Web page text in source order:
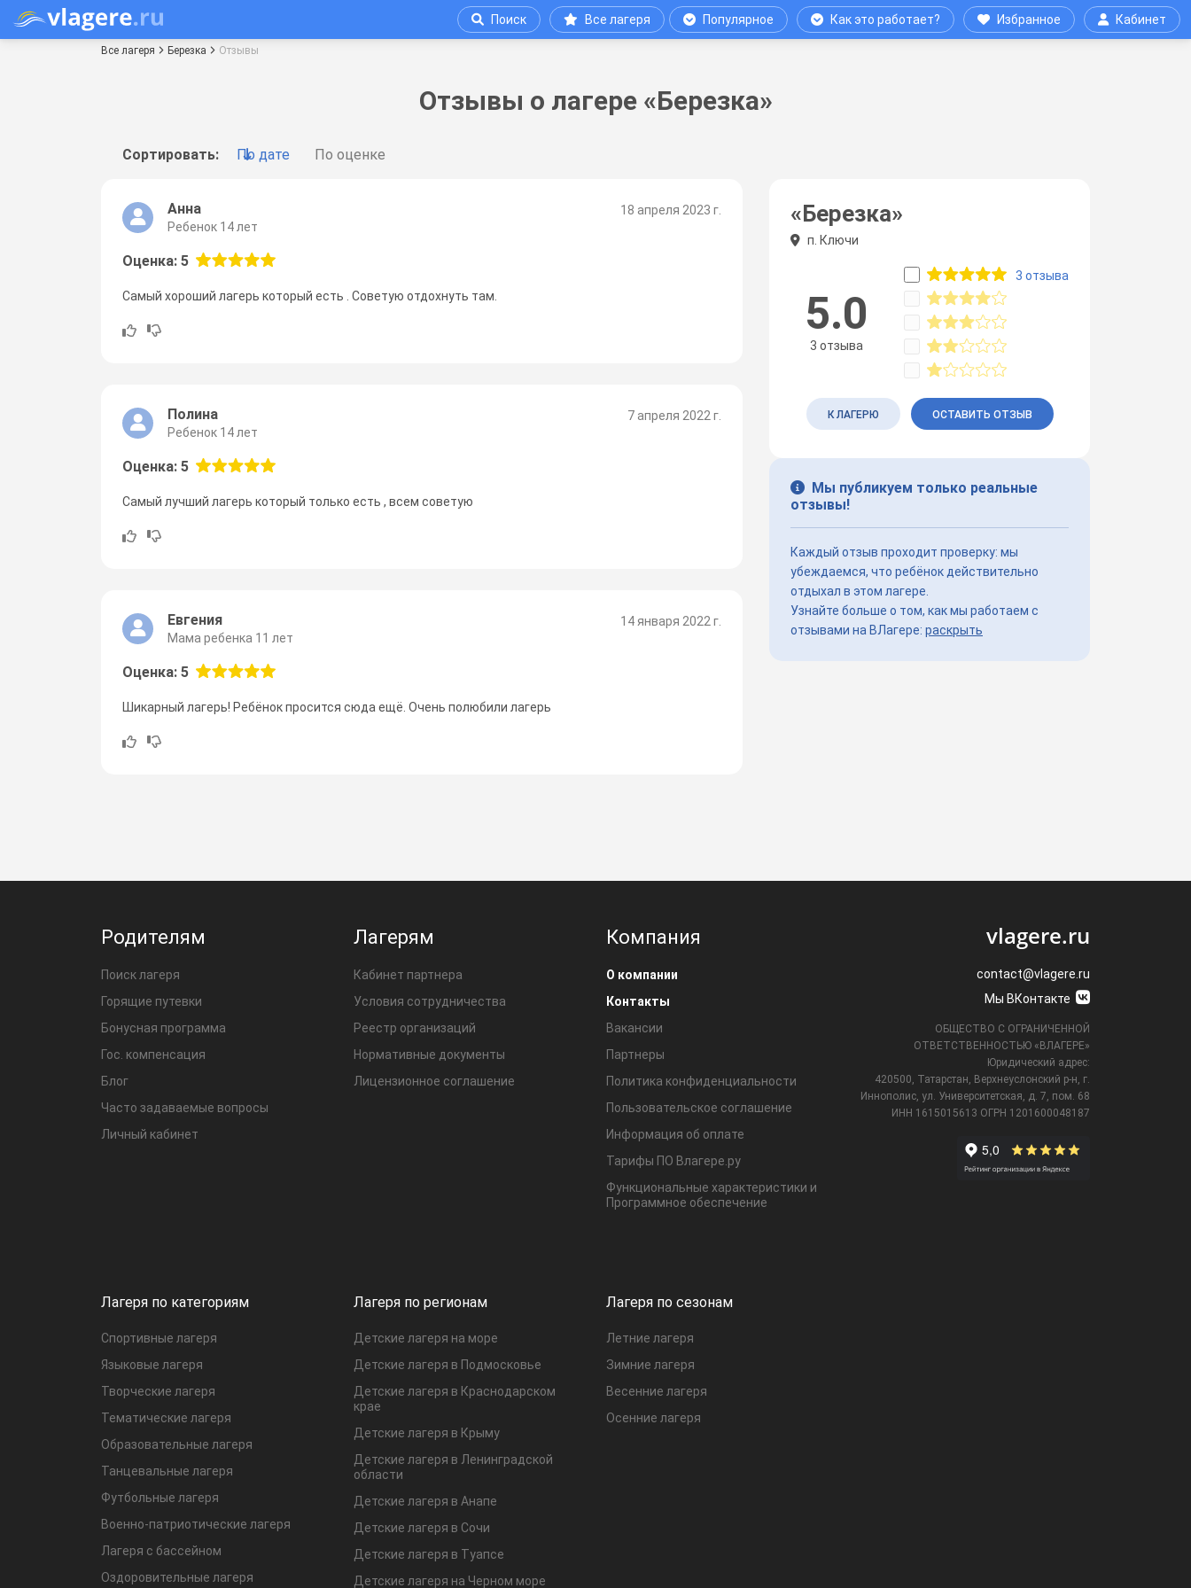
Поиск Все лагеря Популярное Как это работает? Избранное Кабинет
Все лагеря Березка Отзывы
Отзывы о лагере «Березка»
Сортировать: По дате По оценке
18 апреля 2023 г.
Анна
Ребенок 14 лет
Оценка: 5
Самый хороший лагерь который есть . Советую отдохнуть там.
7 апреля 2022 г.
Полина
Ребенок 14 лет
Оценка: 5
Самый лучший лагерь который только есть , всем советую
14 января 2022 г.
Евгения
Мама ребенка 11 лет
Оценка: 5
Шикарный лагерь! Ребёнок просится сюда ещё. Очень полюбили лагерь
«Березка»
п. Ключи
5.0
3 отзыва
3 отзыва
К ЛАГЕРЮ ОСТАВИТЬ ОТЗЫВ
Мы публикуем только реальные
отзывы!
Каждый отзыв проходит проверку: мы
убеждаемся, что ребёнок действительно
отдыхал в этом лагере.
Узнайте больше о том, как мы работаем с
отзывами на ВЛагере: раскрыть
Родителям
Поиск лагеря
Горящие путевки
Бонусная программа
Гос. компенсация
Блог
Часто задаваемые вопросы
Личный кабинет
Лагерям
Кабинет партнера
Условия сотрудничества
Реестр организаций
Нормативные документы
Лицензионное соглашение
Компания
О компании
Контакты
Вакансии
Партнеры
Политика конфиденциальности
Пользовательское соглашение
Информация об оплате
Тарифы ПО Влагере.ру
Функциональные характеристики и
Программное обеспечение
Лагеря по категориям
Спортивные лагеря
Языковые лагеря
Творческие лагеря
Тематические лагеря
Образовательные лагеря
Танцевальные лагеря
Футбольные лагеря
Военно-патриотические лагеря
Лагеря с бассейном
Оздоровительные лагеря
Лагеря по регионам
Детские лагеря на море
Детские лагеря в Подмосковье
Детские лагеря в Краснодарском
крае
Детские лагеря в Крыму
Детские лагеря в Ленинградской
области
Детские лагеря в Анапе
Детские лагеря в Сочи
Детские лагеря в Туапсе
Детские лагеря на Черном море
Лагеря по сезонам
Летние лагеря
Зимние лагеря
Весенние лагеря
Осенние лагеря
vlagere.ru
contact@vlagere.ru
Мы ВКонтакте
ОБЩЕСТВО С ОГРАНИЧЕННОЙ
ОТВЕТСТВЕННОСТЬЮ «ВЛАГЕРЕ»
Юридический адрес:
420500, Татарстан, Верхнеуслонский р-н, г.
Иннополис, ул. Университетская,
д. 7, пом. 68
ИНН 1615015613 ОГРН 1201600048187